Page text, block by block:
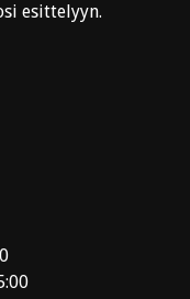
esittelyyn.